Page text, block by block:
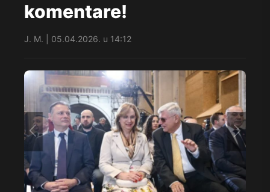
komentare!
J. M. | 05.04.2026. u 14:12